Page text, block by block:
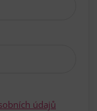
údajů